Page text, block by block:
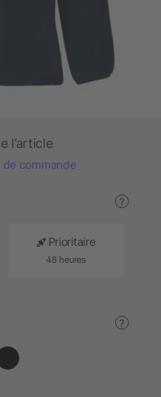
l’article
de commande
?
Prioritaire
48 heures
?